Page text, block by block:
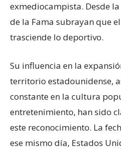
exmediocampista. Desde
de la Fama subrayan que
trasciende lo deportivo.
Su influencia en la
territorio estadounidense,
constante en la cultura
entretenimiento, han sido
este reconocimiento. La
ese mismo día, Estados